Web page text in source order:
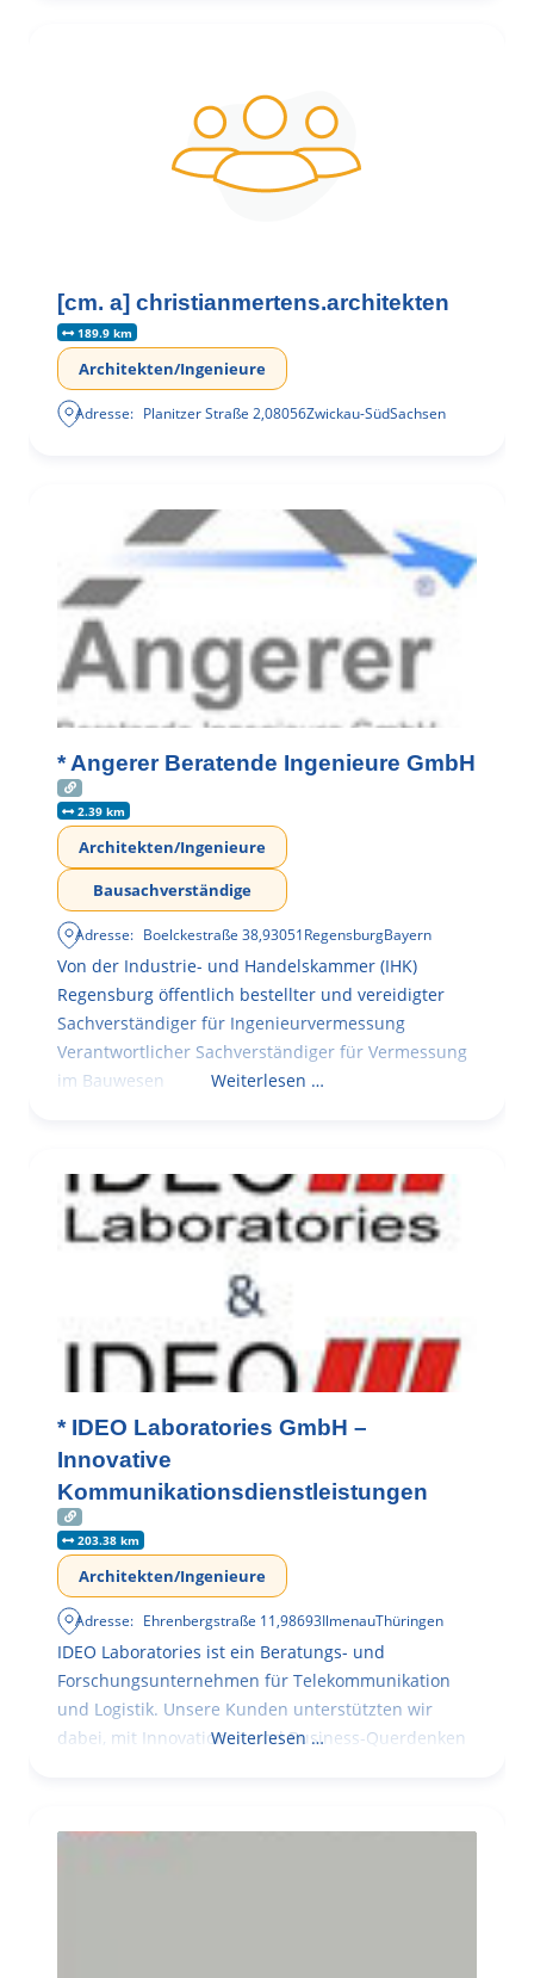
[cm. a] christianmertens.architekten
189.9 km
Architekten/Ingenieure
Adresse: Planitzer Straße 2,08056Zwickau-SüdSachsen
* Angerer Beratende Ingenieure GmbH
2.39 km
Architekten/Ingenieure
Bausachverständige
Adresse: Boelckestraße 38,93051RegensburgBayern
Von der Industrie- und Handelskammer (IHK)
Regensburg öffentlich bestellter und vereidigter
Sachverständiger für Ingenieurvermessung
Verantwortlicher Sachverständiger für Vermessung
im Bauwesen
Weiterlesen …
* IDEO Laboratories GmbH –
Innovative
Kommunikationsdienstleistungen
203.38 km
Architekten/Ingenieure
Adresse: Ehrenbergstraße 11,98693IlmenauThüringen
IDEO Laboratories ist ein Beratungs- und
Forschungsunternehmen für Telekommunikation
und Logistik. Unsere Kunden unterstützten wir
dabei, mit Innovationen und Business-Querdenken
Weiterlesen …